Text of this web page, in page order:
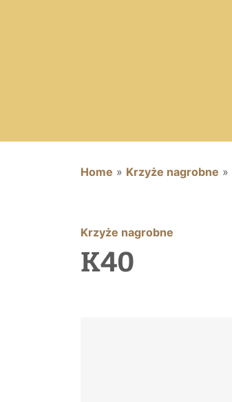
Home » Krzyże nagrobne »
Krzyże nagrobne
K40